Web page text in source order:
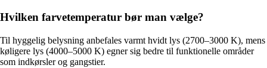
Hvilken farvetemperatur bør man vælge?
Til hyggelig belysning anbefales varmt hvidt lys (2700–3000 K), mens
køligere lys (4000–5000 K) egner sig bedre til funktionelle områder
som indkørsler og gangstier.